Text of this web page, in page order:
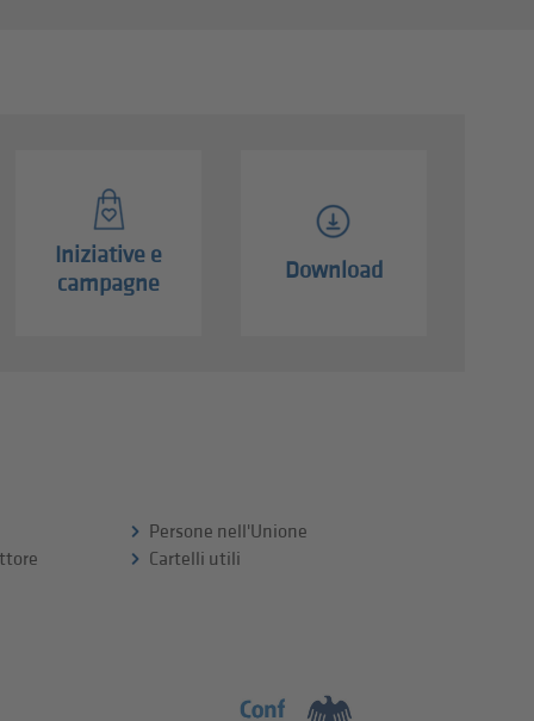
Iniziative e
campagne
Download
Persone nell'Unione
Cartelli utili